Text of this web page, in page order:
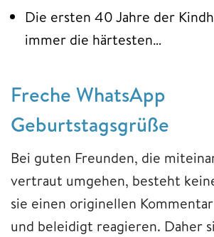
Die ersten 40 Jahre der
immer die härtesten…
Freche WhatsApp
Geburtstagsgrüße
Bei guten Freunden, die
vertraut umgehen, besteht
sie einen originellen
und beleidigt reagieren. Daher